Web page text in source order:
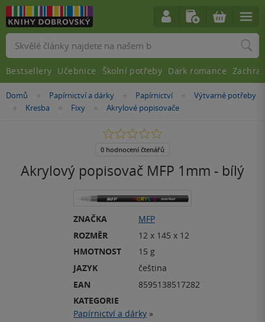
Nacházíte
Domů »Papírnictví a dárky »Papírnictví »
Výtvarné potřeby
»
Kresba »Fixy »Akrylové popisovače
Akrylový popisovač MFP 1mm - bílý
ZNAČKA
MFP
ROZMĚR
12 x 145 x 12
HMOTNOST
15 g
JAZYK
čeština
EAN
8595138517282
KATEGORIE
Papírnictví a dárky »
0.0
5
0 hodnocení čtenářů
Vyhledávání
Bestsellery Učebnice Školní potřeby Dark romance